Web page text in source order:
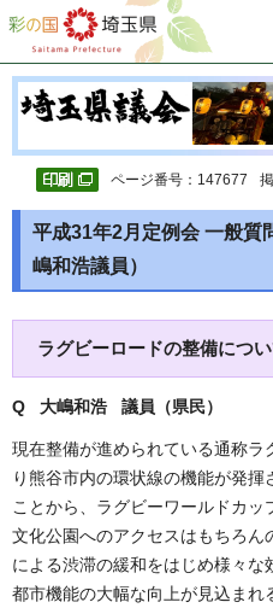
彩の国 埼玉県
ページ番号：147677
平成31年2月定例会 一般質
嶋和浩議員）
ラグビーロードの整備につ
Q 大嶋和浩 議員（県民）
現在整備が進められている通称ラ
り熊谷市内の環状線の機能が発
ことから、ラグビーワールドカ
文化公園へのアクセスはもちろん
による渋滞の緩和をはじめ様々な
都市機能の大幅な向上が見込ま